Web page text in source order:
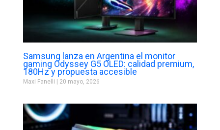
Samsung lanza en Argentina el monitor
gaming Odyssey G5 OLED: calidad premium,
180Hz y propuesta accesible
Maxi Fanelli 20 mayo, 2026